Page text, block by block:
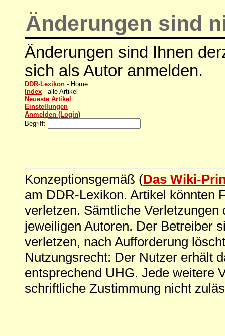
Änderungen sind
Änderungen sind Ihnen
sich als Autor anmelden.
DDR-Lexikon - Home
Index - alle Artikel
Neueste Artikel
Einstellungen
Anmelden (Login)
Begriff:
Konzeptionsgemäß (Das Wiki-
am DDR-Lexikon. Artikel könnten
verletzen. Sämtliche
jeweiligen Autoren. Der Betreiber
verletzen, nach Aufforderung
Nutzungsrecht: Der Nutzer erhält
entsprechend UHG. Jede weitere
schriftliche Zustimmung nicht